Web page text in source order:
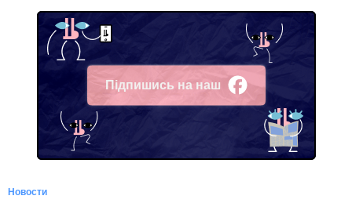
Підпишись на наш
Facebook
Новости